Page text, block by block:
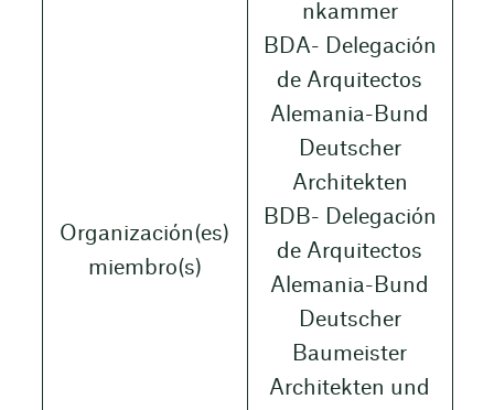
Organización(es)
miembro(s)
nkammer
BDA- Delegación
de Arquitectos
Alemania-Bund
Deutscher
Architekten
BDB- Delegación
de Arquitectos
Alemania-Bund
Deutscher
Baumeister
Architekten und